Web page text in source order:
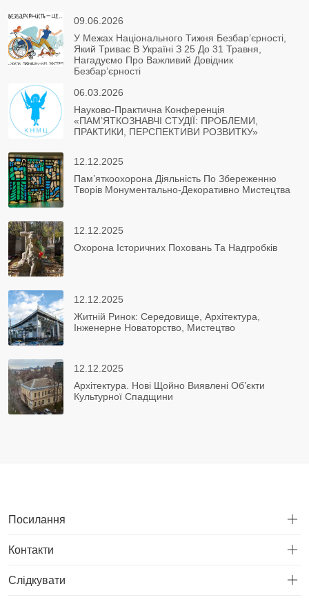
09.06.2026
У Межах Національного Тижня Безбар’єрності,
Який Триває В Україні З 25 До 31 Травня,
Нагадуємо Про Важливий Довідник
Безбар’єрності
06.03.2026
Науково-Практична Конференція
«ПАМ’ЯТКОЗНАВЧІ СТУДІЇ: ПРОБЛЕМИ,
ПРАКТИКИ, ПЕРСПЕКТИВИ РОЗВИТКУ»
12.12.2025
Пам’яткоохорона Діяльність По Збереженню
Творів Монументально-Декоративно Мистецтва
12.12.2025
Охорона Історичних Поховань Та Надгробків
12.12.2025
Житній Ринок: Середовище, Архітектура,
Інженерне Новаторство, Мистецтво
12.12.2025
Архітектура. Нові Щойно Виявлені Об’єкти
Культурної Спадщини
Посилання
Контакти
Слідкувати